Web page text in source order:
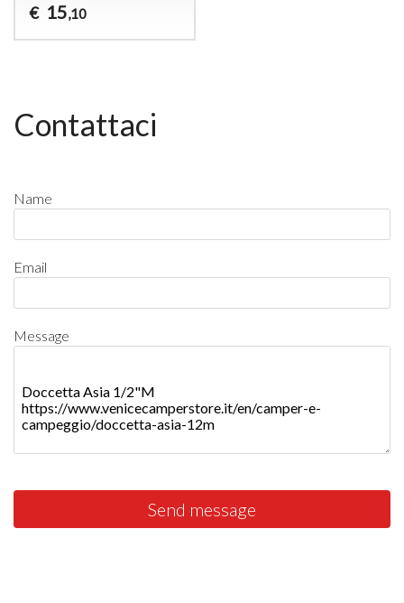
€ 15,10
Contattaci
Name
Email
Message
Send message